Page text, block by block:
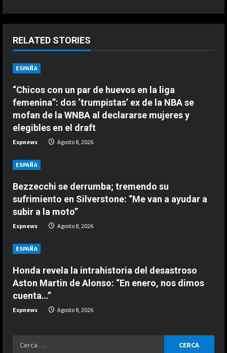
i
u
e
R
e
a
d
i
n
g
RELATED STORIES
ESPAÑA
“Chicos con un par de huevos en la liga
femenina”: dos ‘trumpistas’ ex de la NBA se
mofan de la WNBA al declararse mujeres y
elegibles en el draft
Espnews Agosto 8, 2026
ESPAÑA
Bezzecchi se derrumba; tremendo su
sufrimiento en Silverstone: “Me van a ayudar a
subir a la moto”
Espnews Agosto 8, 2026
ESPAÑA
Honda revela la intrahistoria del desastroso
Aston Martin de Alonso: “En enero, nos dimos
cuenta…”
Espnews Agosto 8, 2026
Ricerca
2
ESPAÑA
Bezzecchi se derrumba; tremendo
su sufrimiento en Silverstone: “Me
van a ayudar a subir a la moto”
3
Alonso: “En enero, nos dimos
cuenta…”
ESPAÑA
ESPAÑA
en ayuda a Colombia tras la